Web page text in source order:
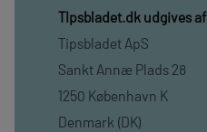
TIpsbladet.dk udgives af
Tipsbladet ApS
Sankt Annæ Plads 28
1250 København K
Denmark (DK)